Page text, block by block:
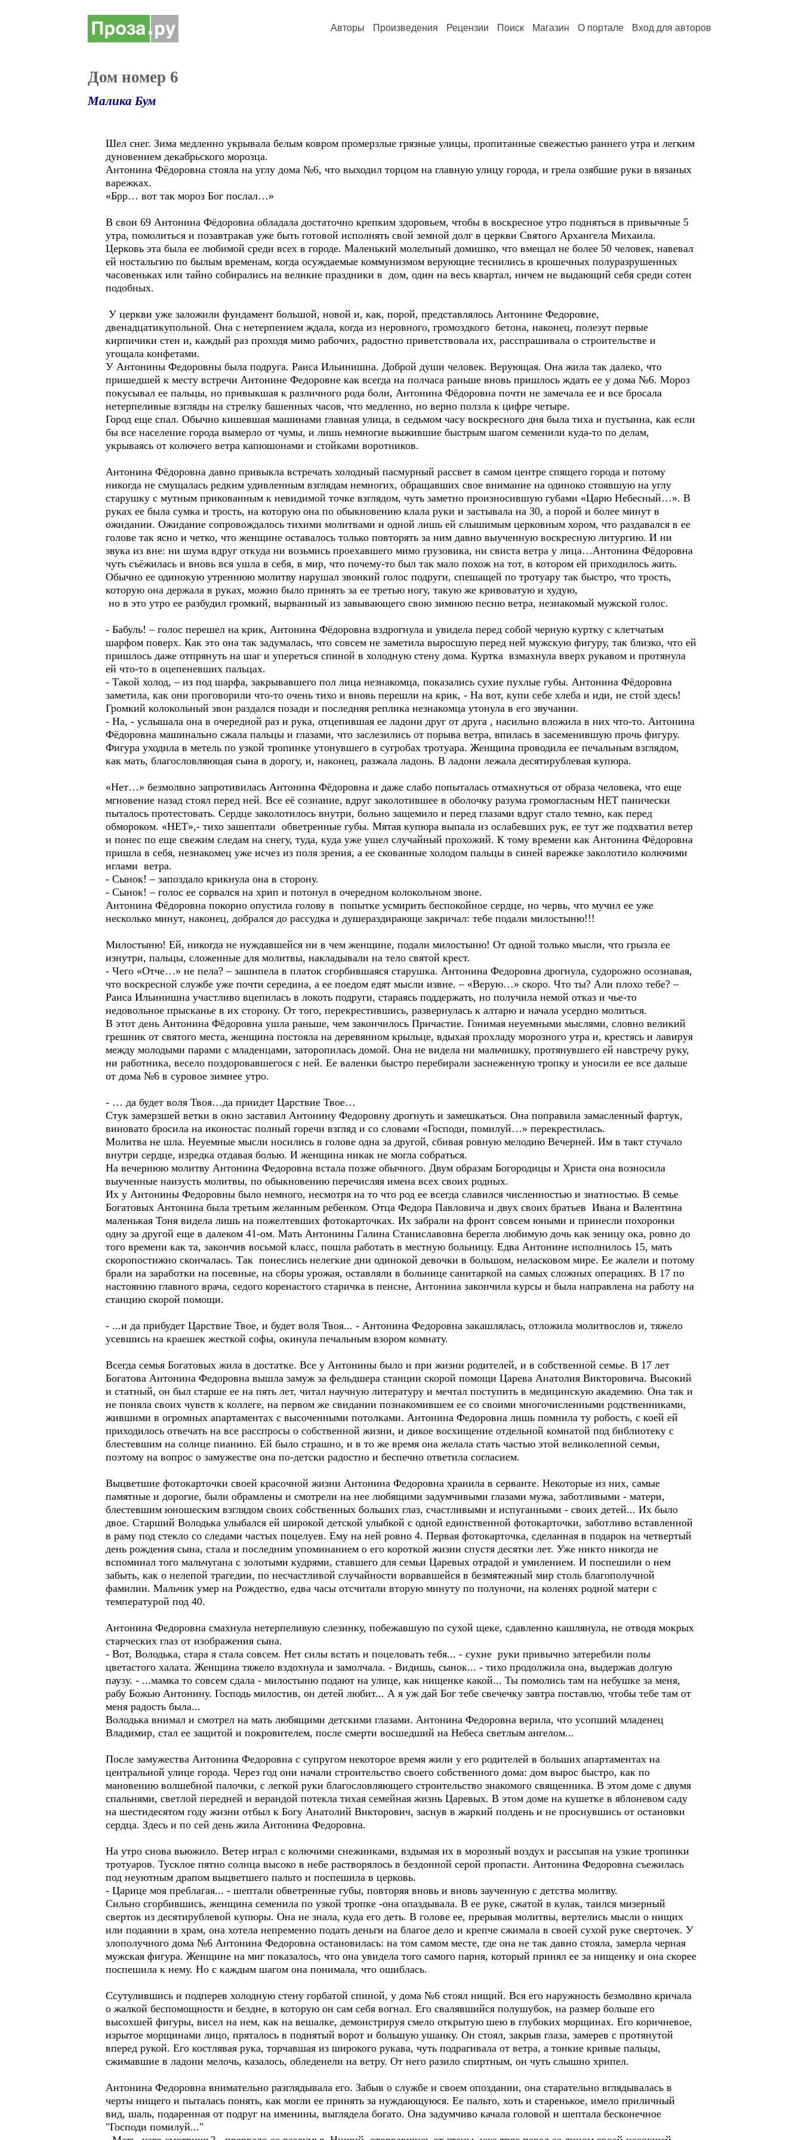
Авторы Произведения Рецензии Поиск Магазин О портале Вход для авторов
Дом номер 6
Малика Бум
Шел снег. Зима медленно укрывала белым ковром промерзлые грязные улицы, пропитанные свежестью раннего утра и легким
дуновением декабрьского морозца.
Антонина Фёдоровна стояла на углу дома №6, что выходил торцом на главную улицу города, и грела озябшие руки в вязаных
варежках.
«Брр… вот так мороз Бог послал…»
В свои 69 Антонина Фёдоровна обладала достаточно крепким здоровьем, чтобы в воскресное утро подняться в привычные 5
утра, помолиться и позавтракав уже быть готовой исполнять свой земной долг в церкви Святого Архангела Михаила.
Церковь эта была ее любимой среди всех в городе. Маленький молельный домишко, что вмещал не более 50 человек, навевал
ей ностальгию по былым временам, когда осуждаемые коммунизмом верующие теснились в крошечных полуразрушенных
часовеньках или тайно собирались на великие праздники в дом, один на весь квартал, ничем не выдающий себя среди сотен
подобных.
У церкви уже заложили фундамент большой, новой и, как, порой, представлялось Антонине Федоровне,
двенадцатикупольной. Она с нетерпением ждала, когда из неровного, громоздкого бетона, наконец, полезут первые
кирпичики стен и, каждый раз проходя мимо рабочих, радостно приветствовала их, расспрашивала о строительстве и
угощала конфетами.
У Антонины Федоровны была подруга. Раиса Ильинишна. Доброй души человек. Верующая. Она жила так далеко, что
пришедшей к месту встречи Антонине Федоровне как всегда на полчаса раньше вновь пришлось ждать ее у дома №6. Мороз
покусывал ее пальцы, но привыкшая к различного рода боли, Антонина Фёдоровна почти не замечала ее и все бросала
нетерпеливые взгляды на стрелку башенных часов, что медленно, но верно ползла к цифре четыре.
Город еще спал. Обычно кишевшая машинами главная улица, в седьмом часу воскресного дня была тиха и пустынна, как если
бы все население города вымерло от чумы, и лишь немногие выжившие быстрым шагом семенили куда-то по делам,
укрываясь от колючего ветра капюшонами и стойками воротников.
Антонина Фёдоровна давно привыкла встречать холодный пасмурный рассвет в самом центре спящего города и потому
никогда не смущалась редким удивленным взглядам немногих, обращавших свое внимание на одиноко стоявшую на углу
старушку с мутным прикованным к невидимой точке взглядом, чуть заметно произносившую губами «Царю Небесный…». В
руках ее была сумка и трость, на которую она по обыкновению клала руки и застывала на 30, а порой и более минут в
ожидании. Ожидание сопровождалось тихими молитвами и одной лишь ей слышимым церковным хором, что раздавался в ее
голове так ясно и четко, что женщине оставалось только повторять за ним давно выученную воскресную литургию. И ни
звука из вне: ни шума вдруг откуда ни возьмись проехавшего мимо грузовика, ни свиста ветра у лица…Антонина Фёдоровна
чуть съёжилась и вновь вся ушла в себя, в мир, что почему-то был так мало похож на тот, в котором ей приходилось жить.
Обычно ее одинокую утреннюю молитву нарушал звонкий голос подруги, спешащей по тротуару так быстро, что трость,
которую она держала в руках, можно было принять за ее третью ногу, такую же кривоватую и худую,
но в это утро ее разбудил громкий, вырванный из завывающего свою зимнюю песню ветра, незнакомый мужской голос.
- Бабуль! – голос перешел на крик, Антонина Фёдоровна вздрогнула и увидела перед собой черную куртку с клетчатым
шарфом поверх. Как это она так задумалась, что совсем не заметила выросшую перед ней мужскую фигуру, так близко, что ей
пришлось даже отпрянуть на шаг и упереться спиной в холодную стену дома. Куртка взмахнула вверх рукавом и протянула
ей что-то в оцепеневших пальцах.
- Такой холод, – из под шарфа, закрывавшего пол лица незнакомца, показались сухие пухлые губы. Антонина Фёдоровна
заметила, как они проговорили что-то очень тихо и вновь перешли на крик, - На вот, купи себе хлеба и иди, не стой здесь!
Громкий колокольный звон раздался позади и последняя реплика незнакомца утонула в его звучании.
- На, - услышала она в очередной раз и рука, отцепившая ее ладони друг от друга , насильно вложила в них что-то. Антонина
Фёдоровна машинально сжала пальцы и глазами, что заслезились от порыва ветра, впилась в засеменившую прочь фигуру.
Фигура уходила в метель по узкой тропинке утонувшего в сугробах тротуара. Женщина проводила ее печальным взглядом,
как мать, благословляющая сына в дорогу, и, наконец, разжала ладонь. В ладони лежала десятирублевая купюра.
«Нет…» безмолвно запротивилась Антонина Фёдоровна и даже слабо попыталась отмахнуться от образа человека, что еще
мгновение назад стоял перед ней. Все её сознание, вдруг заколотившее в оболочку разума громогласным НЕТ панически
пыталось протестовать. Сердце заколотилось внутри, больно защемило и перед глазами вдруг стало темно, как перед
обмороком. «НЕТ»,- тихо зашептали обветренные губы. Мятая купюра выпала из ослабевших рук, ее тут же подхватил ветер
и понес по еще свежим следам на снегу, туда, куда уже ушел случайный прохожий. К тому времени как Антонина Фёдоровна
пришла в себя, незнакомец уже исчез из поля зрения, а ее скованные холодом пальцы в синей варежке заколотило колючими
иглами ветра.
- Сынок! – запоздало крикнула она в сторону.
- Сынок! – голос ее сорвался на хрип и потонул в очередном колокольном звоне.
Антонина Фёдоровна покорно опустила голову в попытке усмирить беспокойное сердце, но червь, что мучил ее уже
несколько минут, наконец, добрался до рассудка и душераздирающе закричал: тебе подали милостыню!!!
Милостыню! Ей, никогда не нуждавшейся ни в чем женщине, подали милостыню! От одной только мысли, что грызла ее
изнутри, пальцы, сложенные для молитвы, накладывали на тело святой крест.
- Чего «Отче…» не пела? – зашипела в платок сгорбившаяся старушка. Антонина Федоровна дрогнула, судорожно осознавая,
что воскресной службе уже почти середина, а ее поедом едят мысли извне. – «Верую…» скоро. Что ты? Али плохо тебе? –
Раиса Ильинишна участливо вцепилась в локоть подруги, стараясь поддержать, но получила немой отказ и чье-то
недовольное прысканье в их сторону. От того, перекрестившись, развернулась к алтарю и начала усердно молиться.
В этот день Антонина Фёдоровна ушла раньше, чем закончилось Причастие. Гонимая неуемными мыслями, словно великий
грешник от святого места, женщина постояла на деревянном крыльце, вдыхая прохладу морозного утра и, крестясь и лавируя
между молодыми парами с младенцами, заторопилась домой. Она не видела ни мальчишку, протянувшего ей навстречу руку,
ни работника, весело поздоровавшегося с ней. Ее валенки быстро перебирали заснеженную тропку и уносили ее все дальше
от дома №6 в суровое зимнее утро.
- … да будет воля Твоя…да приидет Царствие Твое…
Стук замерзшей ветки в окно заставил Антонину Федоровну дрогнуть и замешкаться. Она поправила замасленный фартук,
виновато бросила на иконостас полный горечи взгляд и со словами «Господи, помилуй…» перекрестилась.
Молитва не шла. Неуемные мысли носились в голове одна за другой, сбивая ровную мелодию Вечерней. Им в такт стучало
внутри сердце, изредка отдавая болью. И женщина никак не могла собраться.
На вечернюю молитву Антонина Федоровна встала позже обычного. Двум образам Богородицы и Христа она возносила
выученные наизусть молитвы, по обыкновению перечисляя имена всех своих родных.
Их у Антонины Федоровны было немного, несмотря на то что род ее всегда славился численностью и знатностью. В семье
Богатовых Антонина была третьим желанным ребенком. Отца Федора Павловича и двух своих братьев Ивана и Валентина
маленькая Тоня видела лишь на пожелтевших фотокарточках. Их забрали на фронт совсем юными и принесли похоронки
одну за другой еще в далеком 41-ом. Мать Антонины Галина Станиславовна берегла любимую дочь как зеницу ока, ровно до
того времени как та, закончив восьмой класс, пошла работать в местную больницу. Едва Антонине исполнилось 15, мать
скоропостижно скончалась. Так понеслись нелегкие дни одинокой девочки в большом, неласковом мире. Ее жалели и потому
брали на заработки на посевные, на сборы урожая, оставляли в больнице санитаркой на самых сложных операциях. В 17 по
настоянию главного врача, седого коренастого старичка в пенсне, Антонина закончила курсы и была направлена на работу на
станцию скорой помощи.
- ...и да прибудет Царствие Твое, и будет воля Твоя... - Антонина Федоровна закашлялась, отложила молитвослов и, тяжело
усевшись на краешек жесткой софы, окинула печальным взором комнату.
Всегда семья Богатовых жила в достатке. Все у Антонины было и при жизни родителей, и в собственной семье. В 17 лет
Богатова Антонина Федоровна вышла замуж за фельдшера станции скорой помощи Царева Анатолия Викторовича. Высокий
и статный, он был старше ее на пять лет, читал научную литературу и мечтал поступить в медицинскую академию. Она так и
не поняла своих чувств к коллеге, на первом же свидании познакомившем ее со своими многочисленными родственниками,
жившими в огромных апартаментах с высоченными потолками. Антонина Федоровна лишь помнила ту робость, с коей ей
приходилось отвечать на все расспросы о собственной жизни, и дикое восхищение отдельной комнатой под библиотеку с
блестевшим на солнце пианино. Ей было страшно, и в то же время она желала стать частью этой великолепной семьи,
поэтому на вопрос о замужестве она по-детски радостно и беспечно ответила согласием.
Выцветшие фотокарточки своей красочной жизни Антонина Федоровна хранила в серванте. Некоторые из них, самые
памятные и дорогие, были обрамлены и смотрели на нее любящими задумчивыми глазами мужа, заботливыми - матери,
блестевшим юношеским взглядом своих собственных больших глаз, счастливыми и испуганными - своих детей... Их было
двое. Старший Володька улыбался ей широкой детской улыбкой с одной единственной фотокарточки, заботливо вставленной
в раму под стекло со следами частых поцелуев. Ему на ней ровно 4. Первая фотокарточка, сделанная в подарок на четвертый
день рождения сына, стала и последним упоминанием о его короткой жизни спустя десятки лет. Уже никто никогда не
вспоминал того мальчугана с золотыми кудрями, ставшего для семьи Царевых отрадой и умилением. И поспешили о нем
забыть, как о нелепой трагедии, по несчастливой случайности ворвавшейся в безмятежный мир столь благополучной
фамилии. Мальчик умер на Рождество, едва часы отсчитали вторую минуту по полуночи, на коленях родной матери с
температурой под 40.
Антонина Федоровна смахнула нетерпеливую слезинку, побежавшую по сухой щеке, сдавленно кашлянула, не отводя мокрых
старческих глаз от изображения сына.
- Вот, Володька, стара я стала совсем. Нет силы встать и поцеловать тебя... - сухие руки привычно затеребили полы
цветастого халата. Женщина тяжело вздохнула и замолчала. - Видишь, сынок... - тихо продолжила она, выдержав долгую
паузу. - ...мамка то совсем сдала - милостыню подают на улице, как нищенке какой... Ты помолись там на небушке за меня,
рабу Божью Антонину. Господь милостив, он детей любит... А я уж дай Бог тебе свечечку завтра поставлю, чтобы тебе там от
меня радость была...
Володька внимал и смотрел на мать любящими детскими глазами. Антонина Федоровна верила, что усопший младенец
Владимир, стал ее защитой и покровителем, после смерти восшедший на Небеса светлым ангелом...
После замужества Антонина Федоровна с супругом некоторое время жили у его родителей в больших апартаментах на
центральной улице города. Через год они начали строительство своего собственного дома: дом вырос быстро, как по
мановению волшебной палочки, с легкой руки благословляющего строительство знакомого священника. В этом доме с двумя
спальнями, светлой передней и верандой потекла тихая семейная жизнь Царевых. В этом доме на кушетке в яблоневом саду
на шестидесятом году жизни отбыл к Богу Анатолий Викторович, заснув в жаркий полдень и не проснувшись от остановки
сердца. Здесь и по сей день жила Антонина Федоровна.
На утро снова вьюжило. Ветер играл с колючими снежинками, вздымая их в морозный воздух и рассыпая на узкие тропинки
тротуаров. Тусклое пятно солнца высоко в небе растворялось в бездонной серой пропасти. Антонина Федоровна съежилась
под неуютным драпом выцветшего пальто и поспешила в церковь.
- Царице моя преблагая... - шептали обветренные губы, повторяя вновь и вновь заученную с детства молитву.
Сильно сгорбившись, женщина семенила по узкой тропке -она опаздывала. В ее руке, сжатой в кулак, таился мизерный
сверток из десятирублевой купюры. Она не знала, куда его деть. В голове ее, прерывая молитвы, вертелись мысли о нищих
или подаянии в храм, она хотела непременно подать деньги на благое дело и крепче сжимала в своей сухой руке сверточек. У
злополучного дома №6 Антонина Федоровна остановилась: на том самом месте, где она не так давно стояла, замерла черная
мужская фигура. Женщине на миг показалось, что она увидела того самого парня, который принял ее за нищенку и она скорее
поспешила к нему. Но с каждым шагом она понимала, что ошиблась.
Ссутулившись и подперев холодную стену горбатой спиной, у дома №6 стоял нищий. Вся его наружность безмолвно кричала
о жалкой беспомощности и бездне, в которую он сам себя вогнал. Его свалявшийся полушубок, на размер больше его
высохшей фигуры, висел на нем, как на вешалке, демонстрируя смело открытую шею в глубоких морщинах. Его коричневое,
изрытое морщинами лицо, пряталось в поднятый ворот и большую ушанку. Он стоял, закрыв глаза, замерев с протянутой
вперед рукой. Его костлявая рука, торчавшая из широкого рукава, чуть подрагивала от ветра, а тонкие кривые пальцы,
сжимавшие в ладони мелочь, казалось, обледенели на ветру. От него разило спиртным, он чуть слышно хрипел.
Антонина Федоровна внимательно разглядывала его. Забыв о службе и своем опоздании, она старательно вглядывалась в
черты нищего и пыталась понять, как могли ее принять за нуждающуюся. Ее пальто, хоть и старенькое, имело приличный
вид, шаль, подаренная от подруг на именины, выглядела богато. Она задумчиво качала головой и шептала бесконечное
"Господи помилуй..."